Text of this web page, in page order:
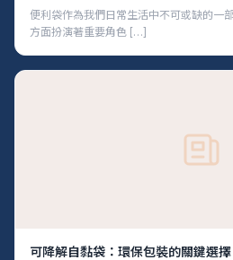
便利袋作為我們日常生活中不可或缺的一
方面扮演著重要角色 […]
可降解自黏袋：環保包裝的關鍵選